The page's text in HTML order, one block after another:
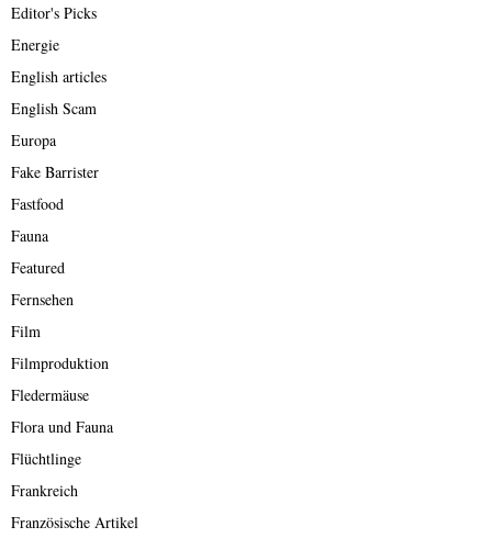
Editor's Picks
Energie
English articles
English Scam
Europa
Fake Barrister
Fastfood
Fauna
Featured
Fernsehen
Film
Filmproduktion
Fledermäuse
Flora und Fauna
Flüchtlinge
Frankreich
Französische Artikel